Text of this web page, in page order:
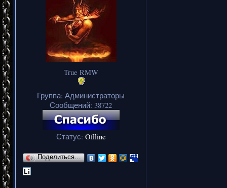
True RMW
Группа: Администраторы
Сообщений: 38722
Статус: Offline
Поделиться…